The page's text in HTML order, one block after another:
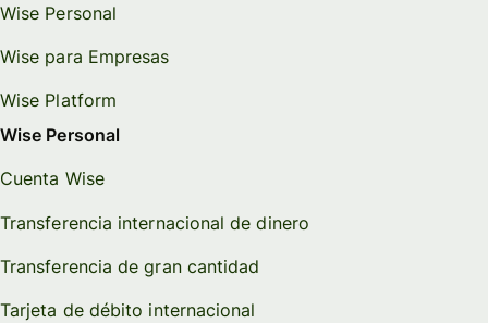
Wise Personal
Wise para Empresas
Wise Platform
Wise Personal
Cuenta Wise
Transferencia internacional de dinero
Transferencia de gran cantidad
Tarjeta de débito internacional